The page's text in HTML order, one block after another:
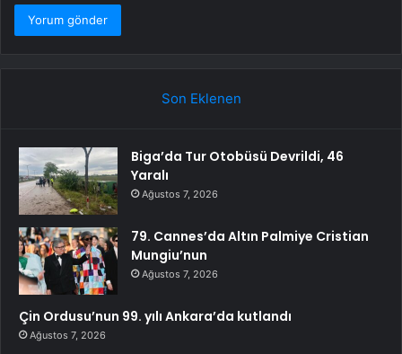
Son Eklenen
Biga’da Tur Otobüsü Devrildi, 46
Yaralı
Ağustos 7, 2026
79. Cannes’da Altın Palmiye Cristian
Mungiu’nun
Ağustos 7, 2026
Çin Ordusu’nun 99. yılı Ankara’da kutlandı
Ağustos 7, 2026